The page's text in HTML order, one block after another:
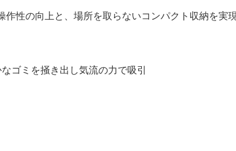
作性の向上と、場所を取らないコンパクト収納を実
ゴミを掻き出し気流の力で吸引